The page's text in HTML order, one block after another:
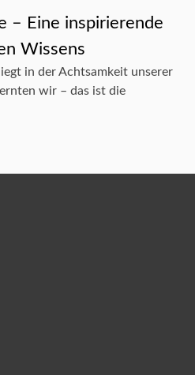
– Eine inspirierende
Wissens
in der Achtsamkeit unserer
wir – das ist die